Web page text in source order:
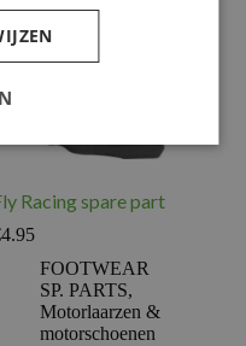
Racing spare part
4.95
FOOTWEAR
SP. PARTS,
Motorlaarzen &
motorschoenen